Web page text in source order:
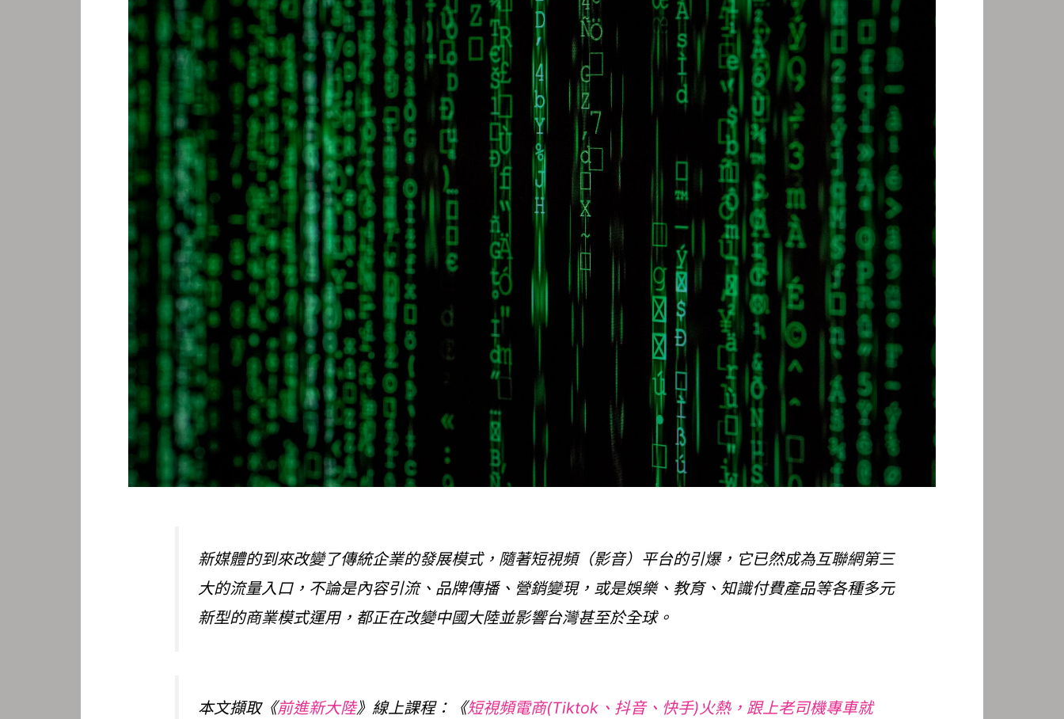
新媒體的到來改變了傳統企業的發展模式，隨著短視頻（影音）平台的引爆，它已然成為互聯網第三
大的流量入口，不論是內容引流、品牌傳播、營銷變現，或是娛樂、教育、知識付費產品等各種多元
新型的商業模式運用，都正在改變中國大陸並影響台灣甚至於全球。
本文擷取《前進新大陸》線上課程：《短視頻電商(Tiktok、抖音、快手)火熱，跟上老司機專車就